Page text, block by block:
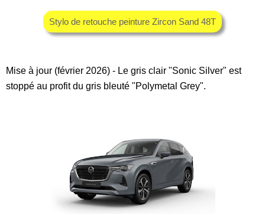
Stylo de retouche peinture Zircon Sand 48T
Mise à jour (février 2026) - Le gris clair "Sonic Silver" est
stoppé au profit du gris bleuté "Polymetal Grey".